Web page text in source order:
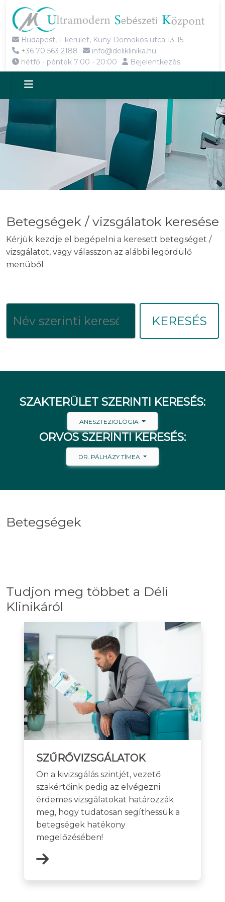
Budapest, I. kerület, Kuny Domokos utca 13-15.
+36 70 563 2188
info@deliklinika.hu
hétfő - péntek 7:00 - 20:00
Bejelentkezés
Betegségek / vizsgálatok keresése
Kérjük kezdje el begépelni a keresett betegséget /
vizsgálatot, vagy válasszon az alábbi legördülő
menüből
KERESÉS
SZAKTERÜLET SZERINTI KERESÉS:
ANESZTEZIOLÓGIA
ORVOS SZERINTI KERESÉS:
DR. PÁLHÁZY TÍMEA
Betegségek
Tudjon meg többet a Déli
Klinikáról
SZŰRŐVIZSGÁLATOK
Ön a kivizsgálás szintjét, vezető
szakértőink pedig az elvégezni
érdemes vizsgálatokat határozzák
meg, hogy tudatosan segíthessük a
betegségek hatékony
megelőzésében!